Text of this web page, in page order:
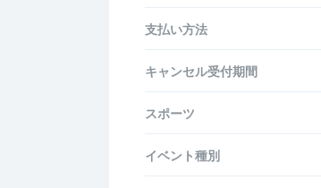
支払い方法
キャンセル受付期間
スポーツ
イベント種別